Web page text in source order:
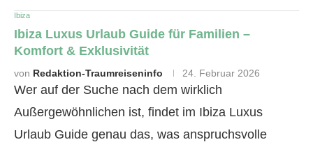
Ibiza
Ibiza Luxus Urlaub Guide für Familien –
Komfort & Exklusivität
von Redaktion-Traumreiseninfo 24. Februar 2026
Wer auf der Suche nach dem wirklich
Außergewöhnlichen ist, findet im Ibiza Luxus
Urlaub Guide genau das, was anspruchsvolle